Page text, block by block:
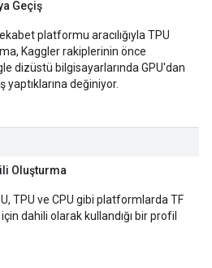
Geçiş
platformu aracılığıyla TPU
Kaggler rakiplerinin önce
dizüstü bilgisayarlarında GPU'dan
yaptıklarına değiniyor.
Oluşturma
TPU ve CPU gibi platformlarda TF
dahili olarak kullandığı bir profil